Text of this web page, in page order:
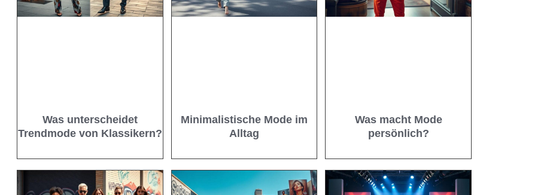
Was unterscheidet
Trendmode von Klassikern?
Minimalistische Mode im
Alltag
Was macht Mode
persönlich?